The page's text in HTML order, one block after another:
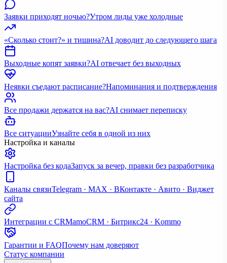
Заявки приходят ночью?Утром лиды уже холодные
«Сколько стоит?» и тишина?AI доводит до следующего шага
Выходные копят заявки?AI отвечает без выходных
Неявки съедают расписание?Напоминания и подтверждения
Все продажи держатся на вас?AI снимает переписку
Все ситуацииУзнайте себя в одной из них
Настройка и каналы
Настройка без кодаЗапуск за вечер, правки без разработчика
Каналы связиTelegram · MAX · ВКонтакте · Авито · Виджет
сайта
Интеграции с CRMamoCRM · Битрикс24 · Kommo
Гарантии и FAQПочему нам доверяют
Статус компании